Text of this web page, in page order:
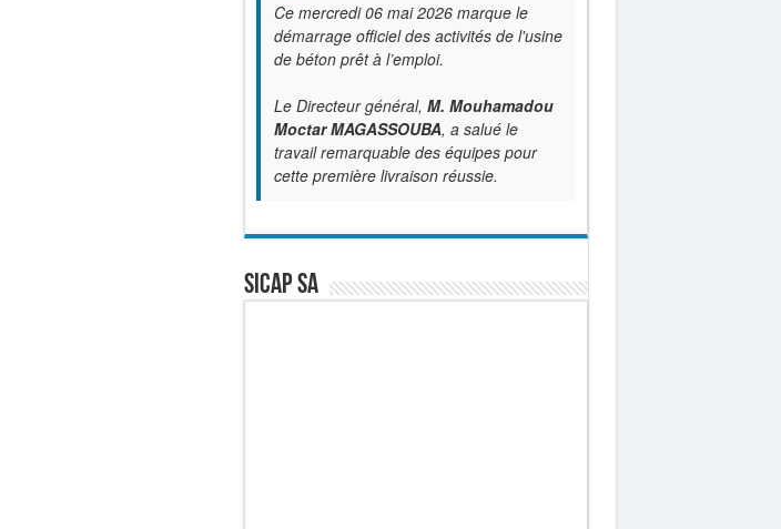
Ce mercredi 06 mai 2026 marque le
démarrage officiel des activités de l'usine
de béton prêt à l’emploi.
Le Directeur général, M. Mouhamadou
Moctar MAGASSOUBA, a salué le
travail remarquable des équipes pour
cette première livraison réussie.
SICAP SA